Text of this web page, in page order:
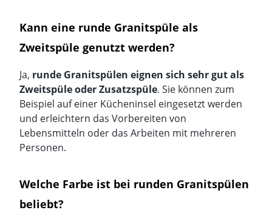
Kann eine runde Granitspüle als
Zweitspüle genutzt werden?
Ja, runde Granitspülen eignen sich sehr gut als
Zweitspüle oder Zusatzspüle. Sie können zum
Beispiel auf einer Kücheninsel eingesetzt werden
und erleichtern das Vorbereiten von
Lebensmitteln oder das Arbeiten mit mehreren
Personen.
Welche Farbe ist bei runden Granitspülen
beliebt?